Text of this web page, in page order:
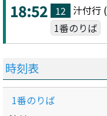
18:52 12 汁付行 (
1番のりば
時刻表
1番のりば